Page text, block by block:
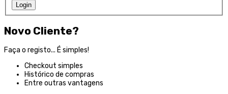
Login
Novo Cliente?
Faça o registo... É simples!
Checkout simples
Histórico de compras
Entre outras vantagens